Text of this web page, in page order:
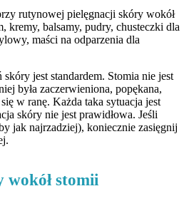
rutynowej pielęgnacji skóry wokół
kremy, balsamy, pudry, chusteczki dla
maści na odparzenia dla
jest standardem. Stomia nie jest
była zaczerwieniona, popękana,
w ranę. Każda taka sytuacja jest
skóry nie jest prawidłowa. Jeśli
jak najrzadziej), koniecznie zasięgnij
wokół stomii